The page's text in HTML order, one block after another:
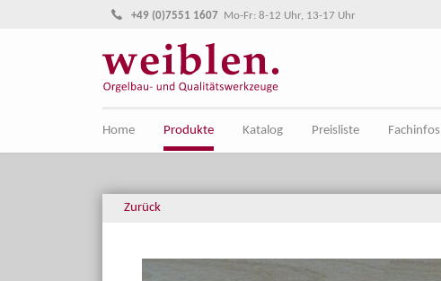
Direkt zur Hauptnavigation springen
Direkt zum Inhalt springen
+49 (0)7551 1607 Mo-Fr: 8-12 Uhr, 13-17 Uhr
Home Produkte Katalog Preisliste Fachinfos
Zurück